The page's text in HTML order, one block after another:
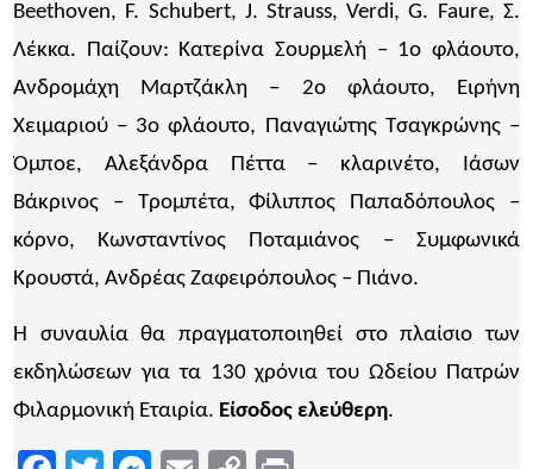
Beethoven, F. Schubert, J. Strauss, Verdi, G. Faure, Σ.
Λέκκα. Παίζουν: Κατερίνα Σουρμελή – 1ο φλάουτο,
Ανδρομάχη Μαρτζάκλη – 2ο φλάουτο, Ειρήνη
Χειμαριού – 3ο φλάουτο, Παναγιώτης Τσαγκρώνης –
Όμποε, Αλεξάνδρα Πέττα – κλαρινέτο, Ιάσων
Βάκρινος – Τρομπέτα, Φίλιππος Παπαδόπουλος –
κόρνο, Κωνσταντίνος Ποταμιάνος – Συμφωνικά
Κρουστά, Ανδρέας Ζαφειρόπουλος – Πιάνο.
Η συναυλία θα πραγματοποιηθεί στο πλαίσιο των
εκδηλώσεων για τα 130 χρόνια του Ωδείου Πατρών
Φιλαρμονική Εταιρία. Είσοδος ελεύθερη.